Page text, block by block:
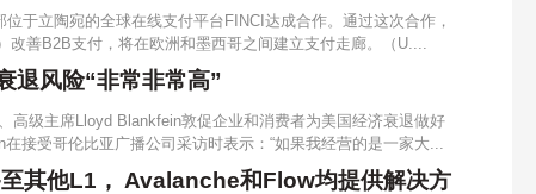
于立陶宛的全球在线支付平台FINCI达成合作。通过这次合作，
改善B2B支付，将在欧洲和墨西哥之间建立支付走廊。（U....
退风险“非常非常高”
高级主席Lloyd Blankfein敦促企业和消费者为美国经济衰退做好
接受哥伦比亚广播公司采访时表示：“如果我经营的是一家大...
其他L1， Avalanche和Flow均提供解决方